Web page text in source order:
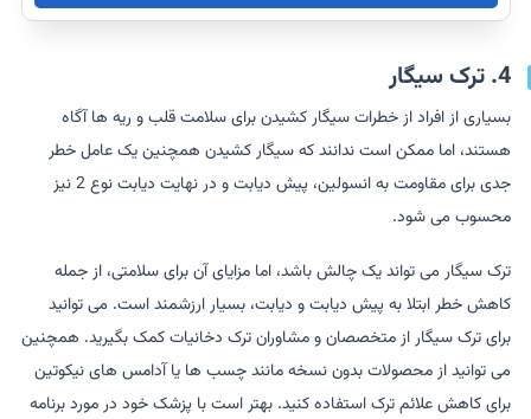
4. ترک سیگار
بسیاری از افراد از خطرات سیگار کشیدن برای سلامت قلب و ریه ها آگاه
هستند، اما ممکن است ندانند که سیگار کشیدن همچنین یک عامل خطر
جدی برای مقاومت به انسولین، پیش دیابت و در نهایت دیابت نوع 2 نیز
محسوب می شود.
ترک سیگار می تواند یک چالش باشد، اما مزایای آن برای سلامتی، از جمله
کاهش خطر ابتلا به پیش دیابت و دیابت، بسیار ارزشمند است. می توانید
برای ترک سیگار از متخصصان و مشاوران ترک دخانیات کمک بگیرید. همچنین
می توانید از محصولات بدون نسخه مانند چسب ها یا آدامس های نیکوتین
برای کاهش علائم ترک استفاده کنید. بهتر است با پزشک خود در مورد برنامه